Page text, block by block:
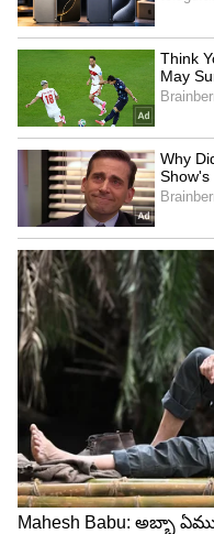
జుట్టు వద్దన్నా పెరుగుతుంది!
Hair Fall Dream: జుట్టు
వచ్చిందా? దాని అర్థం ఏంటో
3
3
Image Credit : Getty
హెల్మెట్
తీసుకోవాలి..?
హెల్మెట్ ధరించేటప్పుడు
ముందుగా మరీ
సైజు హెల్మెట్‌ను